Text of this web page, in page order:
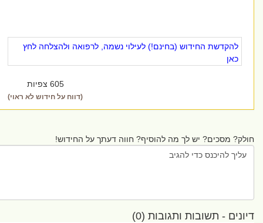
להקדשת החידוש (בחינם!) לעילוי נשמה, לרפואה ולהצלחה לחץ
(דווח על חידוש לא ראוי)
מסכים? יש לך מה להוסיף? חווה דעתך על החידוש!
- תשובות ותגובות (0)